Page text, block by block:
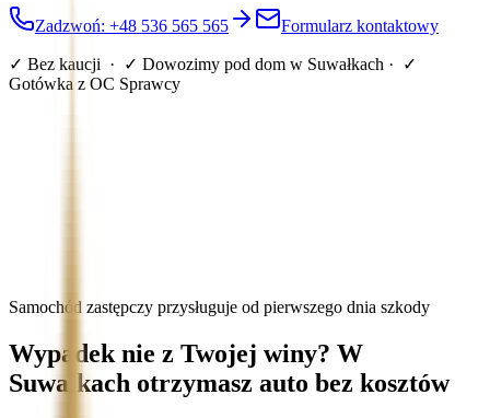
Zadzwoń: +48 536 565 565 Formularz kontaktowy
✓ Bez kaucji · ✓ Dowozimy pod dom w Suwałkach · ✓
Gotówka z OC Sprawcy
Samochód zastępczy przysługuje od pierwszego dnia szkody
Wypadek nie z Twojej winy? W
Suwałkach otrzymasz auto bez kosztów